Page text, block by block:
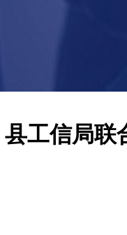
县工信局联